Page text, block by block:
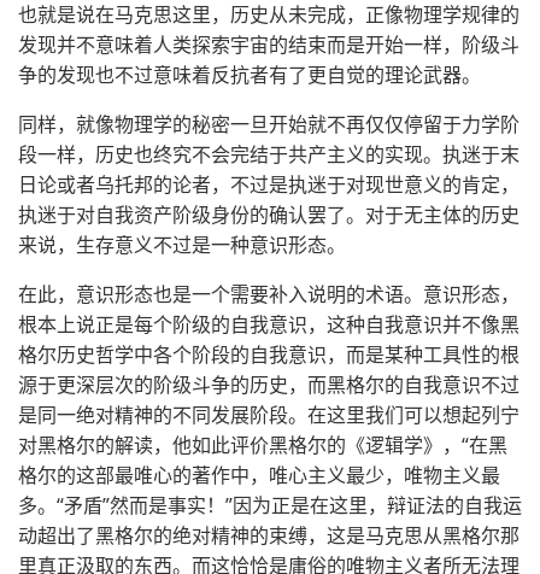
也就是说在马克思这里，历史从未完成，正像物理学规律的
发现并不意味着人类探索宇宙的结束而是开始一样，阶级斗
争的发现也不过意味着反抗者有了更自觉的理论武器。
同样，就像物理学的秘密一旦开始就不再仅仅停留于力学阶
段一样，历史也终究不会完结于共产主义的实现。执迷于末
日论或者乌托邦的论者，不过是执迷于对现世意义的肯定，
执迷于对自我资产阶级身份的确认罢了。对于无主体的历史
来说，生存意义不过是一种意识形态。
在此，意识形态也是一个需要补入说明的术语。意识形态，
根本上说正是每个阶级的自我意识，这种自我意识并不像黑
格尔历史哲学中各个阶段的自我意识，而是某种工具性的根
源于更深层次的阶级斗争的历史，而黑格尔的自我意识不过
是同一绝对精神的不同发展阶段。在这里我们可以想起列宁
对黑格尔的解读，他如此评价黑格尔的《逻辑学》，“在黑
格尔的这部最唯心的著作中，唯心主义最少，唯物主义最
多。“矛盾”然而是事实！”因为正是在这里，辩证法的自我运
动超出了黑格尔的绝对精神的束缚，这是马克思从黑格尔那
里真正汲取的东西。而这恰恰是庸俗的唯物主义者所无法理